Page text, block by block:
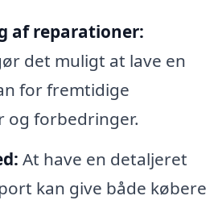
af reparationer:
det muligt at lave en
for fremtidige
og forbedringer.
At have en detaljeret
kan give både købere